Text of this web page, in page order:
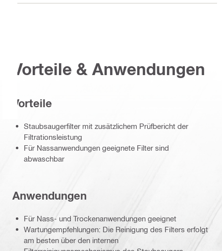
Vorteile & Anwendungen
Vorteile
Staubsaugerfilter mit zusätzlichem Prüfbericht der
Filtrationsleistung
Für Nassanwendungen geeignete Filter sind
abwaschbar
Anwendungen
Für Nass- und Trockenanwendungen geeignet
Wartungempfehlungen: Die Reinigung des Filters erfolgt
am besten über den internen